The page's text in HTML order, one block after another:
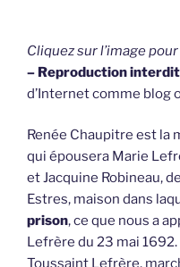
Cliquez sur l’image pour
– Reproduction
d’Internet comme blog
Renée Chaupitre est la
qui épousera Marie
et Jacquine Robineau,
Estres, maison dans
prison, ce que nous a
Lefrère du 23 mai 1692.
Toussaint Lefrère,